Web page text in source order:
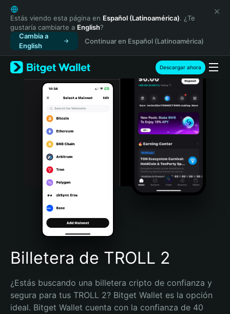
English
日本語
Tiếng Việt
Русский
Español (Latinoamérica)
Türkçe
Italiano
Português (Portugal)
Bahasa Indonesia
Português (Brasil)
Español (Argentina)
Estás viendo esta página en Español (Latinoamérica). ¿Te
gustaría cambiarte a English?
Cambia a
English
Continuar en Español (Latinoamérica)
Descargar ahora
Billetera de TROLL 2
¿Estás buscando una billetera cripto de confianza y
segura para tus TROLL 2? Bitget Wallet es la opción
ideal. Bitget Wallet cuenta con la confianza de 40